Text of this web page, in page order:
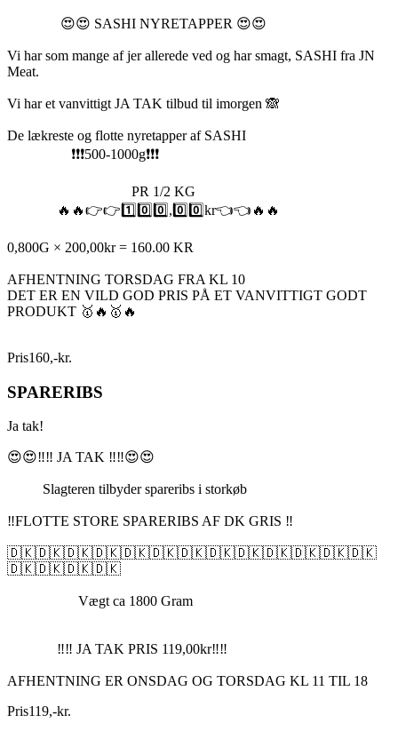
😍😍 SASHI NYRETAPPER 😍😍
Vi har som mange af jer allerede ved og har smagt, SASHI fra JN
Meat.
Vi har et vanvittigt JA TAK tilbud til imorgen 🙈
De lækreste og flotte nyretapper af SASHI
❗️❗️❗️500-1000g❗️❗️❗️
PR 1/2 KG
🔥🔥👉👉1️⃣0️⃣0️⃣,0️⃣0️⃣kr👈👈🔥🔥
0,800G × 200,00kr = 160.00 KR
AFHENTNING TORSDAG FRA KL 10
DET ER EN VILD GOD PRIS PÅ ET VANVITTIGT GODT
PRODUKT 🥇🔥🥇🔥
Pris160,-kr.
SPARERIBS
Ja tak!
😍😍‼️‼️ JA TAK ‼️‼️😍😍
Slagteren tilbyder spareribs i storkøb
‼️FLOTTE STORE SPARERIBS AF DK GRIS ‼️
🇩🇰🇩🇰🇩🇰🇩🇰🇩🇰🇩🇰🇩🇰🇩🇰🇩🇰🇩🇰🇩🇰🇩🇰🇩🇰
🇩🇰🇩🇰🇩🇰🇩🇰
Vægt ca 1800 Gram
‼️‼️ JA TAK PRIS 119,00kr‼️‼️
AFHENTNING ER ONSDAG OG TORSDAG KL 11 TIL 18
Pris119,-kr.